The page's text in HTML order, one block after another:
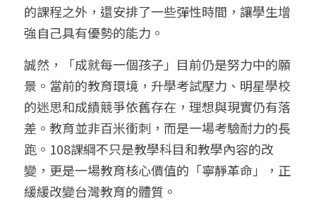
的課程之外，還安排了一些彈性時間，讓學生增
強自己具有優勢的能力。
誠然，「成就每一個孩子」目前仍是努力中的願
景。當前的教育環境，升學考試壓力、明星學校
的迷思和成績競爭依舊存在，理想與現實仍有落
差。教育並非百米衝刺，而是一場考驗耐力的長
跑。108課綱不只是教學科目和教學內容的改
變，更是一場教育核心價值的「寧靜革命」，正
緩緩改變台灣教育的體質。